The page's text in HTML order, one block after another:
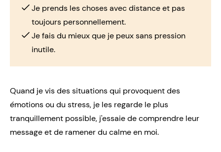
Je prends les choses avec distance et pas
toujours personnellement.
Je fais du mieux que je peux sans pression
inutile.
Quand je vis des situations qui provoquent des
émotions ou du stress, je les regarde le plus
tranquillement possible, j'essaie de comprendre leur
message et de ramener du calme en moi.